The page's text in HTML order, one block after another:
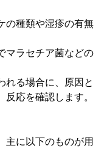
の種類や湿疹の有無
マラセチア菌などの
れる場合に、原因と
応を確認します。
主に以下のものが用